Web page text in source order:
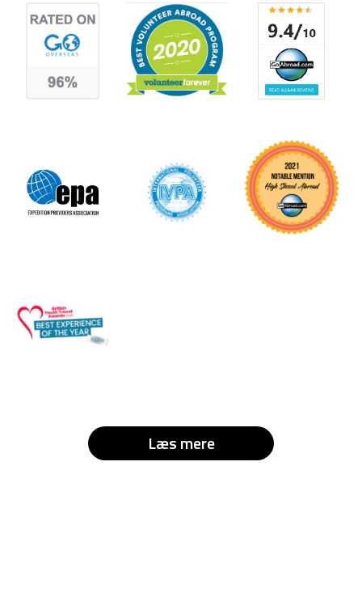
Læs mere